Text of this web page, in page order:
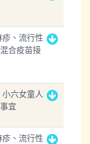
、流行性
合疫苗接
六女童人
宜
、流行性